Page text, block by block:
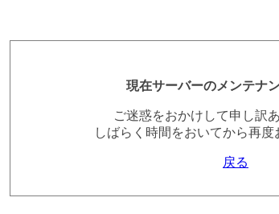
現在サーバーのメンテナ
ご迷惑をおかけして申し訳
しばらく時間をおいてから再度
戻る